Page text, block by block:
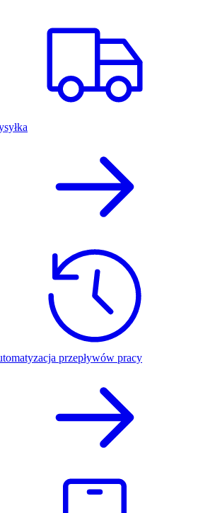
przepływów pracy